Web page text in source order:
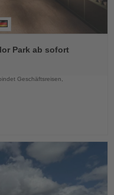
Park ab sofort
Geschäftsreisen,